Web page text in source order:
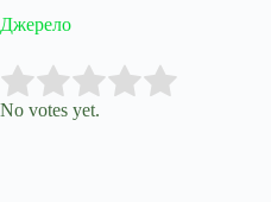
Джерело
Rate this item:
No votes yet.